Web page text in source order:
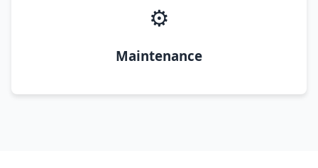
⚙️
Maintenance